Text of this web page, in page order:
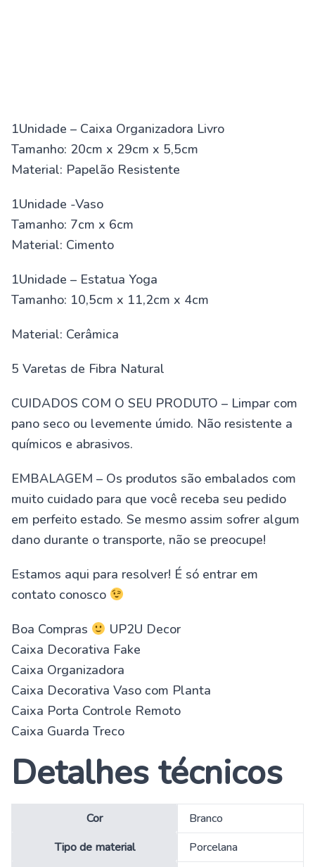
1Unidade – Caixa Organizadora Livro
Tamanho: 20cm x 29cm x 5,5cm
Material: Papelão Resistente
1Unidade -Vaso
Tamanho: 7cm x 6cm
Material: Cimento
1Unidade – Estatua Yoga
Tamanho: 10,5cm x 11,2cm x 4cm
Material: Cerâmica
5 Varetas de Fibra Natural
CUIDADOS COM O SEU PRODUTO – Limpar com
pano seco ou levemente úmido. Não resistente a
químicos e abrasivos.
EMBALAGEM – Os produtos são embalados com
muito cuidado para que você receba seu pedido
em perfeito estado. Se mesmo assim sofrer algum
dano durante o transporte, não se preocupe!
Estamos aqui para resolver! É só entrar em
contato conosco
Boa Compras
UP2U Decor
Caixa Decorativa Fake
Caixa Organizadora
Caixa Decorativa Vaso com Planta
Caixa Porta Controle Remoto
Caixa Guarda Treco
Detalhes técnicos
Cor
‎Branco
Tipo de material
‎Porcelana